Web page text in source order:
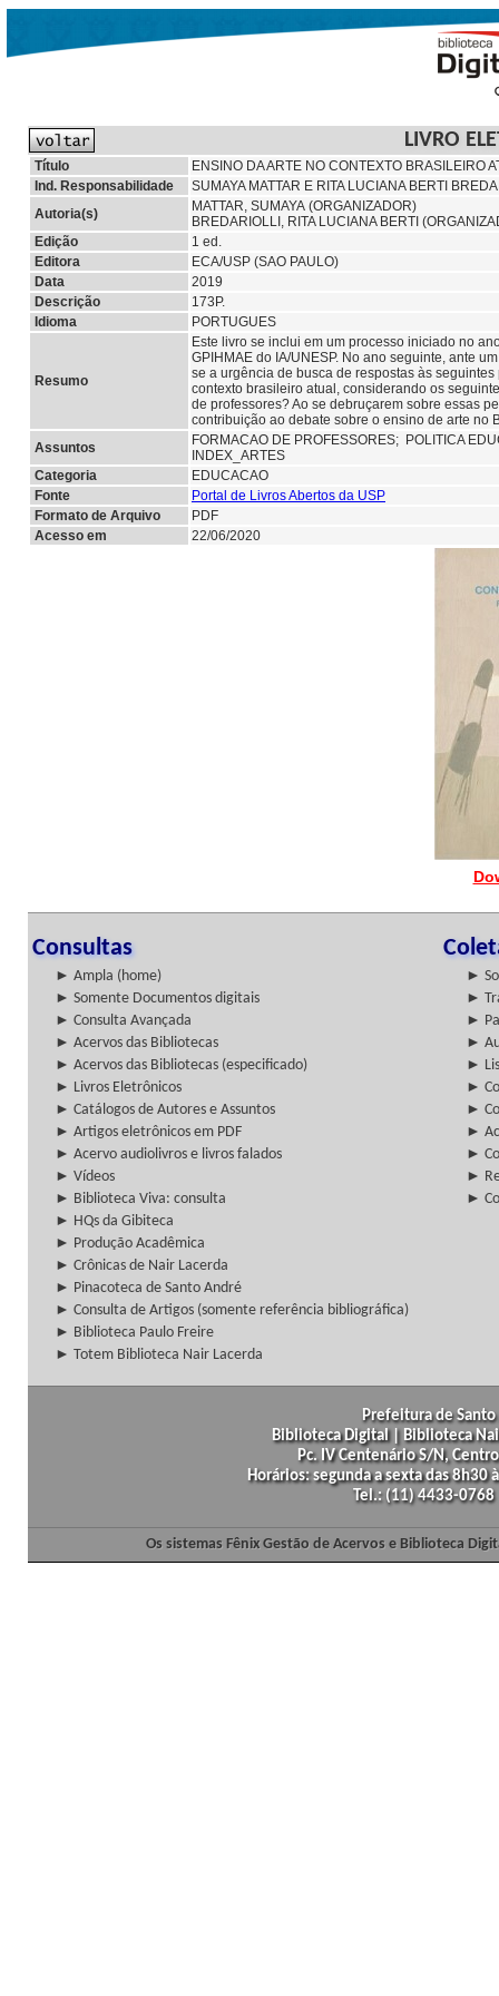
LIVRO
Título
ENSINO DA ARTE NO CONTEXTO BRASILEIRO
Ind. Responsabilidade
SUMAYA MATTAR E RITA LUCIANA BERTI
Autoria(s)
MATTAR, SUMAYA (ORGANIZADOR)
BREDARIOLLI, RITA LUCIANA BERTI
Edição
1 ed.
Editora
ECA/USP (SAO PAULO)
Data
2019
Descrição
173P.
Idioma
PORTUGUES
Resumo
Este livro se inclui em um processo iniciado no
GPIHMAE do IA/UNESP. No ano seguinte, ante
se a urgência de busca de respostas às
contexto brasileiro atual, considerando os
de professores? Ao se debruçarem sobre essas
contribuição ao debate sobre o ensino de arte no
Assuntos
FORMACAO DE PROFESSORES; POLITICA
INDEX_ARTES
Categoria
EDUCACAO
Fonte
Portal de Livros Abertos da USP
Formato de Arquivo
PDF
Acesso em
22/06/2020
Consultas
► Ampla (home)
►
► Somente Documentos digitais
►
► Consulta Avançada
►
► Acervos das Bibliotecas
►
► Acervos das Bibliotecas (especificado)
►
► Livros Eletrônicos
►
► Catálogos de Autores e Assuntos
►
► Artigos eletrônicos em PDF
►
► Acervo audiolivros e livros falados
►
► Vídeos
►
► Biblioteca Viva: consulta
►
► HQs da Gibiteca
► Produção Acadêmica
► Crônicas de Nair Lacerda
► Pinacoteca de Santo André
► Consulta de Artigos (somente referência bibliográfica)
► Biblioteca Paulo Freire
► Totem Biblioteca Nair Lacerda
Prefeitura de
Biblioteca Digital | Biblioteca
Pc. IV Centenário S/N,
Horários: segunda a sexta das
Tel.: (11) 4433-
Os sistemas Fênix Gestão de Acervos e Biblioteca